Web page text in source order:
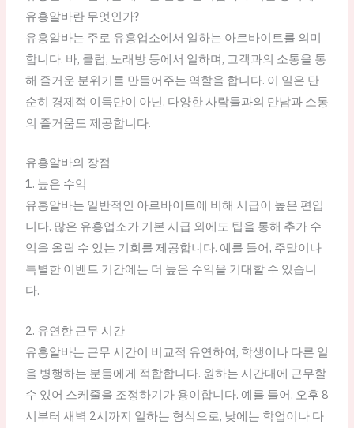
유흥알바란 무엇인가?
유흥알바는 주로 유흥업소에서 일하는 아르바이트를 의미
합니다. 바, 클럽, 노래방 등에서 일하며, 고객과의 소통을 통
해 즐거운 분위기를 만들어주는 역할을 합니다. 이 일은 단
순히 경제적 이득만이 아닌, 다양한 사람들과의 만남과 소통
의 즐거움도 제공합니다.
유흥알바의 장점
1. 높은 수익
유흥알바는 일반적인 아르바이트에 비해 시급이 높은 편입
니다. 많은 유흥업소가 기본 시급 외에도 팁을 통해 추가 수
익을 올릴 수 있는 기회를 제공합니다. 예를 들어, 주말이나
특별한 이벤트 기간에는 더 높은 수익을 기대할 수 있습니
다.
2. 유연한 근무 시간
유흥알바는 근무 시간이 비교적 유연하여, 학생이나 다른 일
을 병행하는 분들에게 적합합니다. 원하는 시간대에 근무할
수 있어 스케줄을 조정하기가 용이합니다. 예를 들어, 오후 8
시부터 새벽 2시까지 일하는 형식으로, 낮에는 학업이나 다